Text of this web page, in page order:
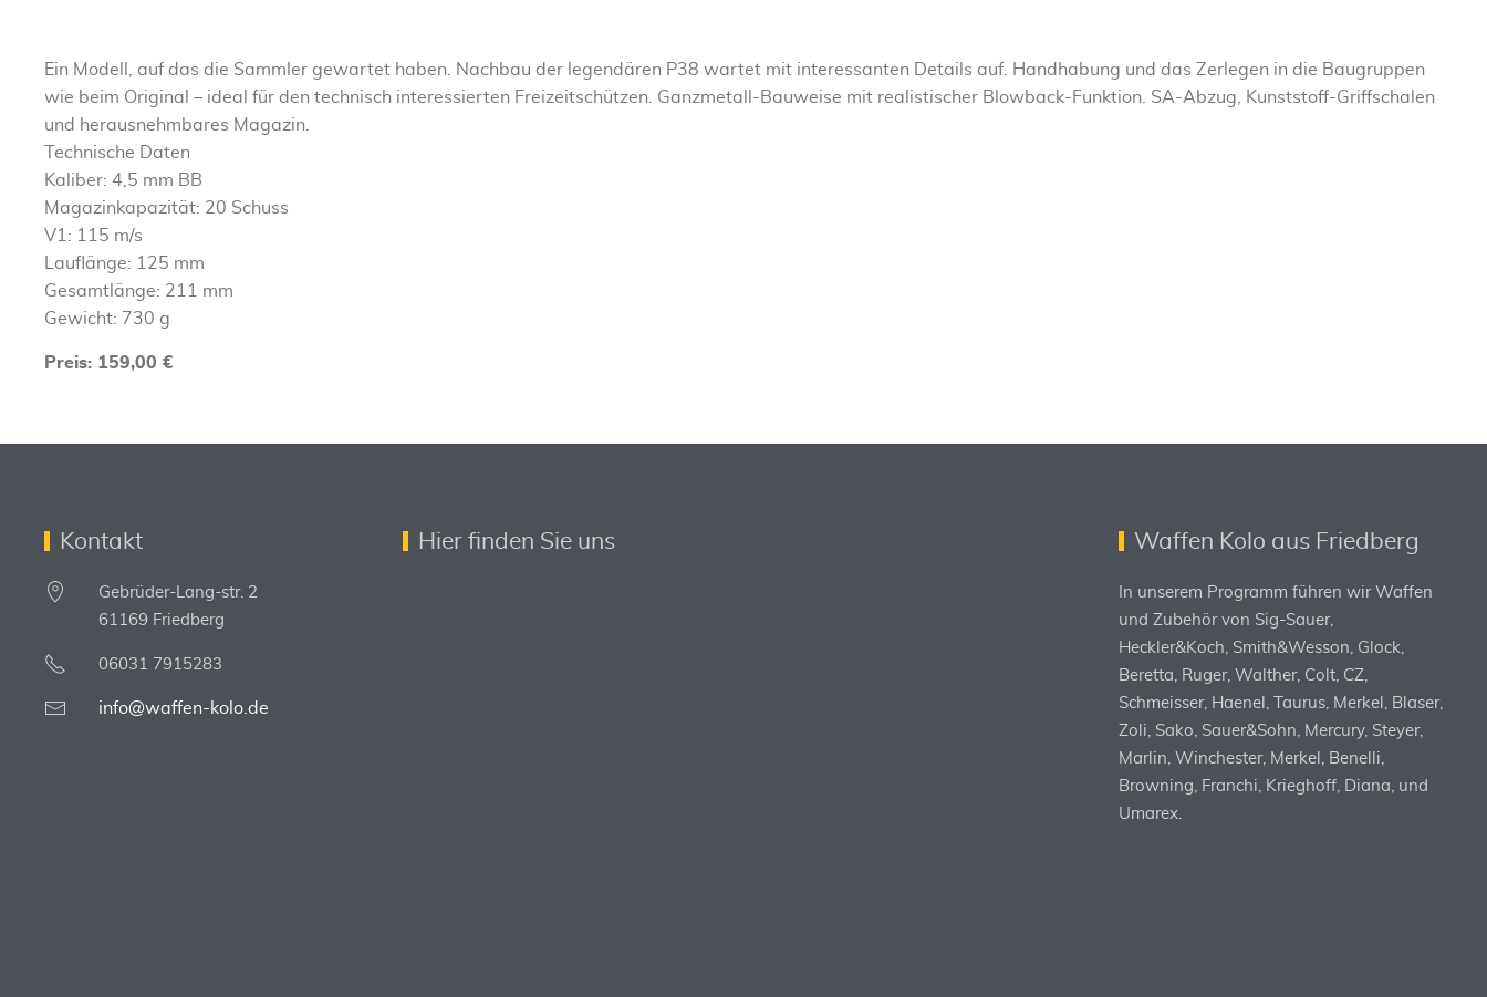
Ein Modell, auf das die Sammler gewartet haben. Nachbau der legendären P38 wartet mit interessanten Details auf. Handhabung und das Zerlegen in die Baugruppen
wie beim Original – ideal für den technisch interessierten Freizeitschützen. Ganzmetall-Bauweise mit realistischer Blowback-Funktion. SA-Abzug, Kunststoff-Griffschalen
und herausnehmbares Magazin.
Technische Daten
Kaliber: 4,5 mm BB
Magazinkapazität: 20 Schuss
V1: 115 m/s
Lauflänge: 125 mm
Gesamtlänge: 211 mm
Gewicht: 730 g
Preis: 159,00 €
Kontakt
Gebrüder-Lang-str. 2
61169 Friedberg
06031 7915283
info@waffen-kolo.de
Hier finden Sie uns Waffen Kolo aus Friedberg
In unserem Programm führen wir Waffen
und Zubehör von Sig-Sauer,
Heckler&Koch, Smith&Wesson, Glock,
Beretta, Ruger, Walther, Colt, CZ,
Schmeisser, Haenel, Taurus, Merkel, Blaser,
Zoli, Sako, Sauer&Sohn, Mercury, Steyer,
Marlin, Winchester, Merkel, Benelli,
Browning, Franchi, Krieghoff, Diana, und
Umarex.